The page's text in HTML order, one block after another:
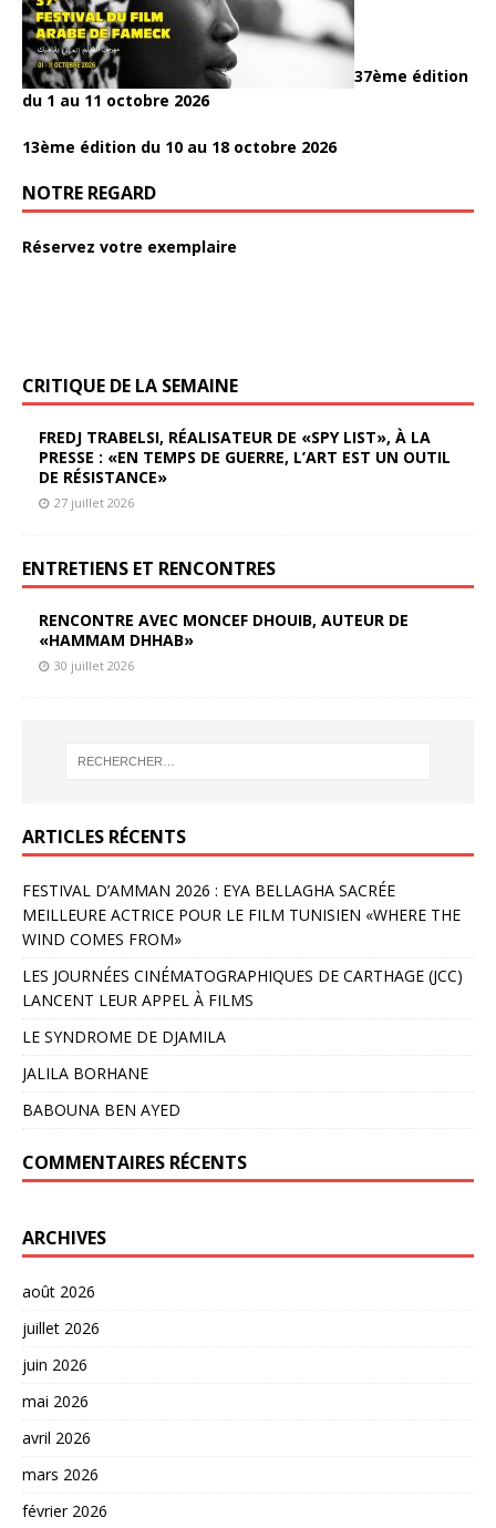
37ème édition
du 1 au 11 octobre 2026
13ème édition du 10 au 18 octobre 2026
NOTRE REGARD
Réservez votre exemplaire
CRITIQUE DE LA SEMAINE
FREDJ TRABELSI, RÉALISATEUR DE «SPY LIST», À LA
PRESSE : «EN TEMPS DE GUERRE, L’ART EST UN OUTIL
DE RÉSISTANCE»
27 juillet 2026
ENTRETIENS ET RENCONTRES
RENCONTRE AVEC MONCEF DHOUIB, AUTEUR DE
«HAMMAM DHHAB»
30 juillet 2026
ARTICLES RÉCENTS
FESTIVAL D’AMMAN 2026 : EYA BELLAGHA SACRÉE
MEILLEURE ACTRICE POUR LE FILM TUNISIEN «WHERE THE
WIND COMES FROM»
LES JOURNÉES CINÉMATOGRAPHIQUES DE CARTHAGE (JCC)
LANCENT LEUR APPEL À FILMS
LE SYNDROME DE DJAMILA
JALILA BORHANE
BABOUNA BEN AYED
COMMENTAIRES RÉCENTS
ARCHIVES
août 2026
juillet 2026
juin 2026
mai 2026
avril 2026
mars 2026
février 2026